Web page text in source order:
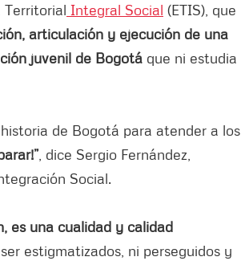
Territorial Integral Social (ETIS), que
articulación y ejecución de una
juvenil de Bogotá que ni estudia
de Bogotá para atender a los
, dice Sergio Fernández,
Social.
es una cualidad y calidad
estigmatizados, ni perseguidos y